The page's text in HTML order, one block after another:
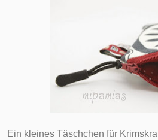
Ein kleines Täschchen für